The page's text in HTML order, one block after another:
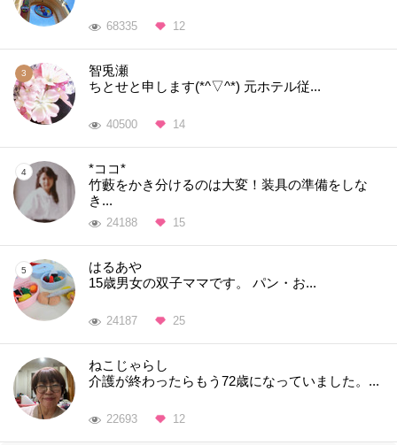
68335 12
智兎瀬
ちとせと申します(*^▽^*) 元ホテル従...
40500 14
*ココ*
竹藪をかき分けるのは大変！装具の準備をしな
き...
24188 15
はるあや
15歳男女の双子ママです。 パン・お...
24187 25
ねこじゃらし
介護が終わったらもう72歳になっていました。...
22693 12